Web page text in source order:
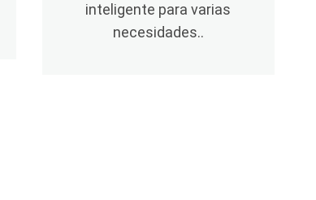
inteligente para varias
necesidades..